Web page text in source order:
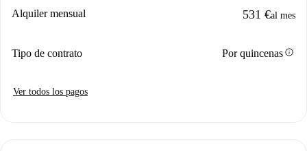
Alquiler mensual 531 €al mes
Tipo de contrato Por quincenasinfo
Ver todos los pagos